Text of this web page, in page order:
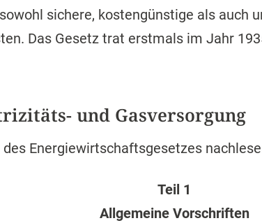
sichere, kostengünstige als auch
Das Gesetz trat erstmals im Jahr
und Gasversorgung
Energiewirtschaftsgesetzes
Teil 1
Allgemeine Vorschriften